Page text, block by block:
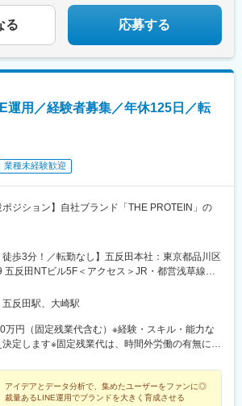
る 応募する
運用／経験者募集／年休125日／転
業種未経験歓迎
ポジション】自社ブランド「THE PROTEIN」の
徒歩3分！／転勤なし】五反田本社：東京都品川区
五反田NTビル5F＜アクセス＞JR・都営浅草線
り徒歩3分東急池上線「大崎広小路駅」より徒歩3
駅近オフィスで、転勤はありません。※週2回の
反田駅、大崎駅
万円（固定残業代含む）※経験・スキル・能力な
決定します※固定残業代は、時間外労働の有無に関
■試用期間中の給与■月給27万1000円～38万8800
含む）※固定残業代は、時間外労働の有無に関わら
時間分を月3万6490円～7万3422円支給※超過分
アイデアとデータ分析で、集めたユーザーをファンに◎
裁量あるLINE運用でブランドを大きく育成させる